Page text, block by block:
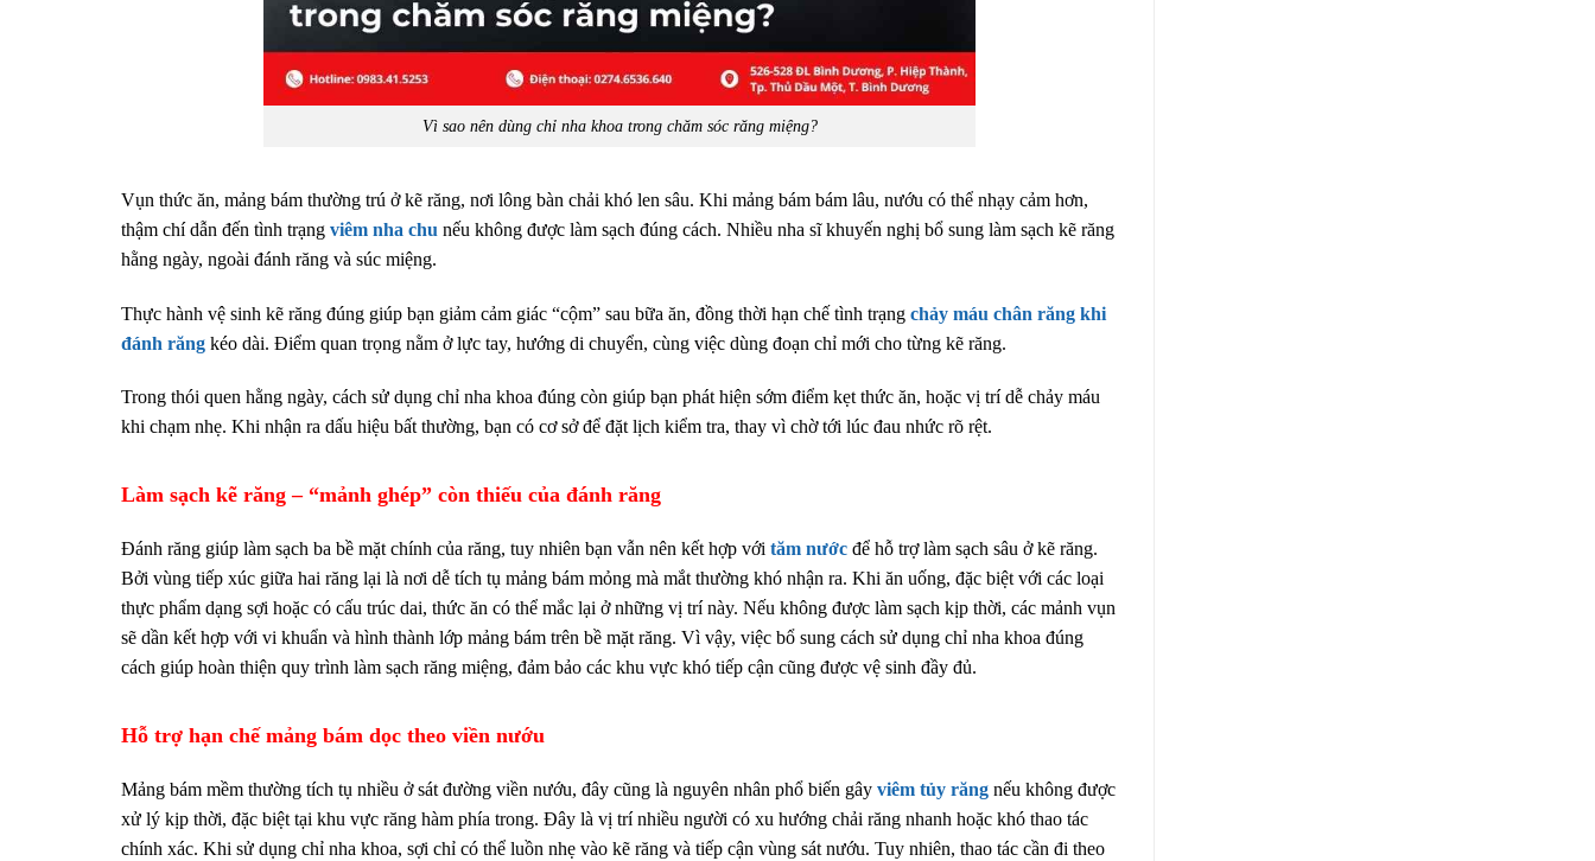
Vì sao nên dùng chỉ nha khoa trong chăm sóc răng miệng?
Vụn thức ăn, mảng bám thường trú ở kẽ răng, nơi lông bàn chải khó len sâu. Khi mảng bám bám lâu, nướu có thể nhạy cảm hơn,
thậm chí dẫn đến tình trạng viêm nha chu nếu không được làm sạch đúng cách. Nhiều nha sĩ khuyến nghị bổ sung làm sạch kẽ răng
hằng ngày, ngoài đánh răng và súc miệng.
Thực hành vệ sinh kẽ răng đúng giúp bạn giảm cảm giác “cộm” sau bữa ăn, đồng thời hạn chế tình trạng chảy máu chân răng khi
đánh răng kéo dài. Điểm quan trọng nằm ở lực tay, hướng di chuyển, cùng việc dùng đoạn chỉ mới cho từng kẽ răng.
Trong thói quen hằng ngày, cách sử dụng chỉ nha khoa đúng còn giúp bạn phát hiện sớm điểm kẹt thức ăn, hoặc vị trí dễ chảy máu
khi chạm nhẹ. Khi nhận ra dấu hiệu bất thường, bạn có cơ sở để đặt lịch kiểm tra, thay vì chờ tới lúc đau nhức rõ rệt.
Làm sạch kẽ răng – “mảnh ghép” còn thiếu của đánh răng
Đánh răng giúp làm sạch ba bề mặt chính của răng, tuy nhiên bạn vẫn nên kết hợp với tăm nước để hỗ trợ làm sạch sâu ở kẽ răng.
Bởi vùng tiếp xúc giữa hai răng lại là nơi dễ tích tụ mảng bám mỏng mà mắt thường khó nhận ra. Khi ăn uống, đặc biệt với các loại
thực phẩm dạng sợi hoặc có cấu trúc dai, thức ăn có thể mắc lại ở những vị trí này. Nếu không được làm sạch kịp thời, các mảnh vụn
sẽ dần kết hợp với vi khuẩn và hình thành lớp mảng bám trên bề mặt răng. Vì vậy, việc bổ sung cách sử dụng chỉ nha khoa đúng
cách giúp hoàn thiện quy trình làm sạch răng miệng, đảm bảo các khu vực khó tiếp cận cũng được vệ sinh đầy đủ.
Hỗ trợ hạn chế mảng bám dọc theo viền nướu
Mảng bám mềm thường tích tụ nhiều ở sát đường viền nướu, đây cũng là nguyên nhân phổ biến gây viêm tủy răng nếu không được
xử lý kịp thời, đặc biệt tại khu vực răng hàm phía trong. Đây là vị trí nhiều người có xu hướng chải răng nhanh hoặc khó thao tác
chính xác. Khi sử dụng chỉ nha khoa, sợi chỉ có thể luồn nhẹ vào kẽ răng và tiếp cận vùng sát nướu. Tuy nhiên, thao tác cần đi theo